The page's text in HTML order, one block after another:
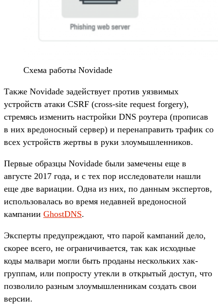
Схема работы Novidade
Также Novidade задействует против уязвимых
устройств атаки CSRF (cross-site request forgery),
стремясь изменить настройки DNS роутера (прописав
в них вредоносный сервер) и перенаправить трафик со
всех устройств жертвы в руки злоумышленников.
Первые образцы Novidade были замечены еще в
августе 2017 года, и с тех пор исследователи нашли
еще две вариации. Одна из них, по данным экспертов,
использовалась во время недавней вредоносной
кампании GhostDNS.
Эксперты предупреждают, что парой кампаний дело,
скорее всего, не ограничивается, так как исходные
коды малвари могли быть проданы нескольких хак-
группам, или попросту утекли в открытый доступ, что
позволило разным злоумышленникам создать свои
версии.